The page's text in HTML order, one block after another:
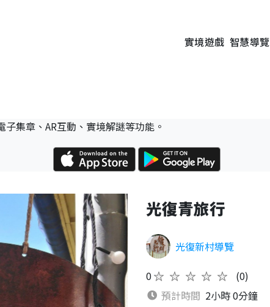
實境遊戲 智慧導覽
集章、AR互動、實境解謎等功能。
光復青旅行
光復新村導覽
0★★★★★
(0)
預計時間 2小時 0分鐘